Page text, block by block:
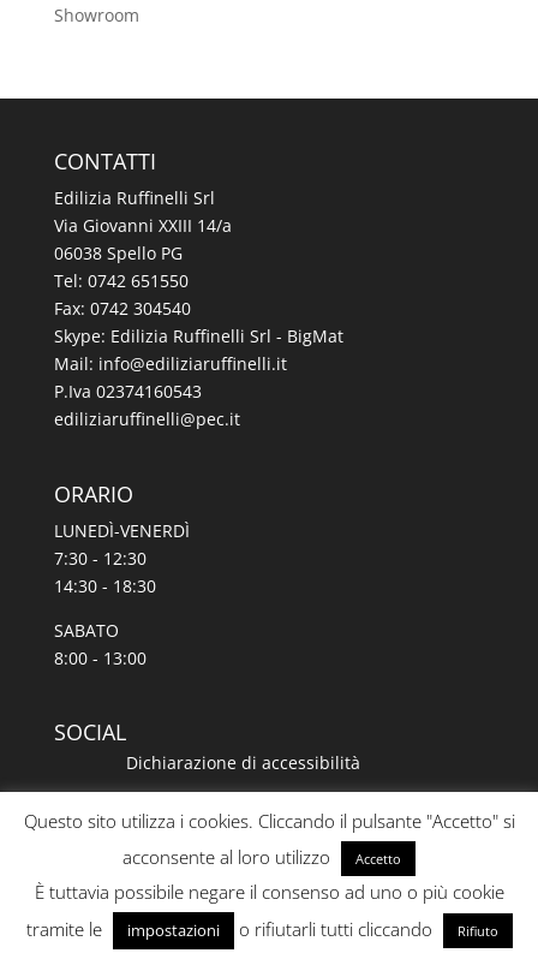
Showroom
CONTATTI
Edilizia Ruffinelli Srl
Via Giovanni XXIII 14/a
06038 Spello PG
Tel: 0742 651550
Fax: 0742 304540
Skype: Edilizia Ruffinelli Srl - BigMat
Mail:
ti.illeniffuraizilide
@ofni
P.Iva 02374160543
ti.cep
@illeniffuraizilide
ORARIO
LUNEDÌ-VENERDÌ
7:30 - 12:30
14:30 - 18:30
SABATO
8:00 - 13:00
SOCIAL
Dichiarazione di accessibilità
Questo sito utilizza i cookies. Cliccando il pulsante "Accetto" si
acconsente al loro utilizzo
Accetto
È tuttavia possibile negare il consenso ad uno o più cookie
tramite le
impostazioni o rifiutarli tutti cliccando Rifiuto